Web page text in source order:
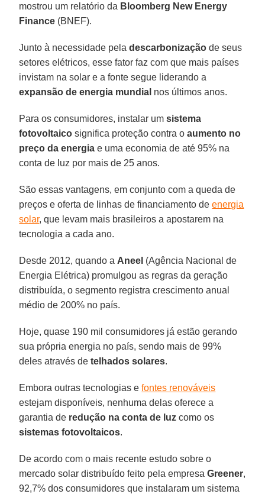
mostrou um relatório da Bloomberg New Energy
Finance (BNEF).
Junto à necessidade peladescarbonização de seus
setores elétricos, esse fator faz com que mais países
invistam na solar e a fonte segue liderando a
expansão de energia mundial nos últimos anos.
Para os consumidores, instalar umsistema
fotovoltaico significa proteção contra oaumento no
preço da energia e uma economia de até 95% na
conta de luz por mais de 25 anos.
São essas vantagens, em conjunto com a queda de
preços e oferta de linhas de financiamento deenergia
solar, que levam mais brasileiros a apostarem na
tecnologia a cada ano.
Desde 2012, quando a Aneel (Agência Nacional de
Energia Elétrica) promulgou as regras da geração
distribuída, o segmento registra crescimento anual
médio de 200% no país.
Hoje, quase 190 mil consumidores já estão gerando
sua própria energia no país, sendo mais de 99%
deles através detelhados solares.
Embora outras tecnologias efontes renováveis
estejam disponíveis, nenhuma delas oferece a
garantia de redução na conta de luz como os
sistemas fotovoltaicos.
De acordo com o mais recente estudo sobre o
mercado solar distribuído feito pela empresaGreener,
92,7% dos consumidores que instalaram um sistema